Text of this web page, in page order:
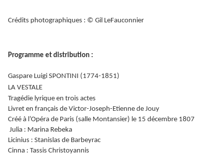
Crédits photographiques : © Gil LeFauconnier
Programme et distribution :
Gaspare Luigi SPONTINI (1774-1851)
LA VESTALE
Tragédie lyrique en trois actes
Livret en français de Victor-Joseph-Etienne de Jouy
Créé à l’Opéra de Paris (salle Montansier) le 15 décembre 1807
Julia : Marina Rebeka
Licinius : Stanislas de Barbeyrac
Cinna : Tassis Christoyannis